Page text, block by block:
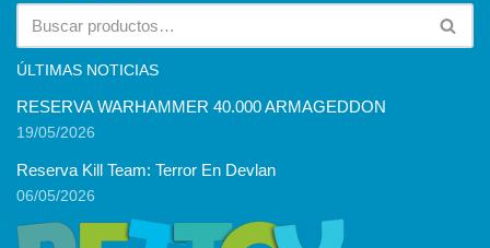
ÚLTIMAS NOTICIAS
RESERVA WARHAMMER 40.000 ARMAGEDDON
19/05/2026
Reserva Kill Team: Terror En Devlan
06/05/2026